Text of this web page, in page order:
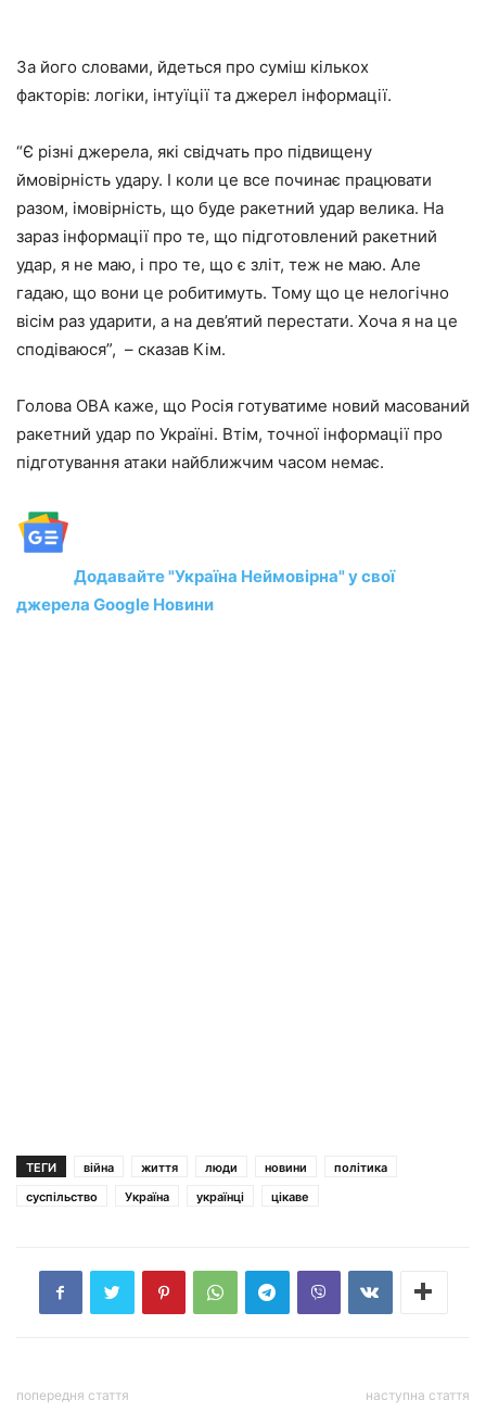
За його словами, йдеться про суміш кількох
факторів: логіки, інтуїції та джерел інформації.
“Є різні джерела, які свідчать про підвищену
ймовірність удару. І коли це все починає працювати
разом, імовірність, що буде ракетний удар велика. На
зараз інформації про те, що підготовлений ракетний
удар, я не маю, і про те, що є зліт, теж не маю. Але
гадаю, що вони це робитимуть. Тому що це нелогічно
вісім раз ударити, а на дев’ятий перестати. Хоча я на це
сподіваюся”, – сказав Кім.
Голова ОВА каже, що Росія готуватиме новий масований
ракетний удар по Україні. Втім, точної інформації про
підготування атаки найближчим часом немає.
Додавайте "Україна Неймовірна" у свої
джерела Google Новини
ТЕГИ війна життя люди новини
політика
суспільство
Україна українці цікаве
попередня стаття наступна стаття